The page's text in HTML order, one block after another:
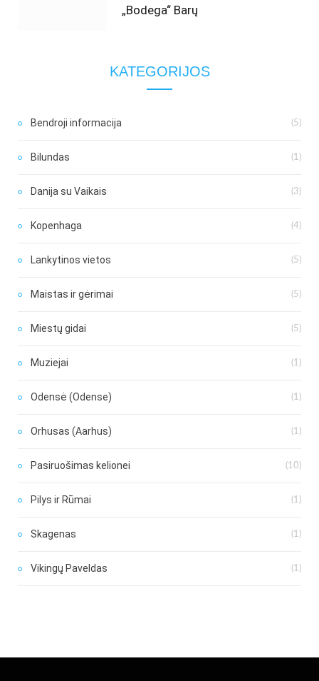
„Bodega“ Barų
KATEGORIJOS
Bendroji informacija (5)
Bilundas (1)
Danija su Vaikais (3)
Kopenhaga (4)
Lankytinos vietos (5)
Maistas ir gėrimai (5)
Miestų gidai (5)
Muziejai (1)
Odensė (Odense) (1)
Orhusas (Aarhus) (1)
Pasiruošimas kelionei (10)
Pilys ir Rūmai (1)
Skagenas (1)
Vikingų Paveldas (1)